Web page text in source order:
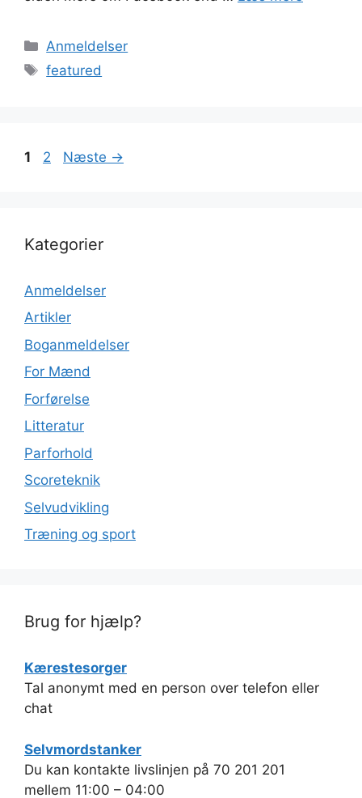
Kategorier
Anmeldelser
Tags
featured
Page
1 Page
2 Næste →
Kategorier
Anmeldelser
Artikler
Boganmeldelser
For Mænd
Forførelse
Litteratur
Parforhold
Scoreteknik
Selvudvikling
Træning og sport
Brug for hjælp?
Kærestesorger
Tal anonymt med en person over telefon eller
chat
Selvmordstanker
Du kan kontakte livslinjen på 70 201 201
mellem 11:00 – 04:00